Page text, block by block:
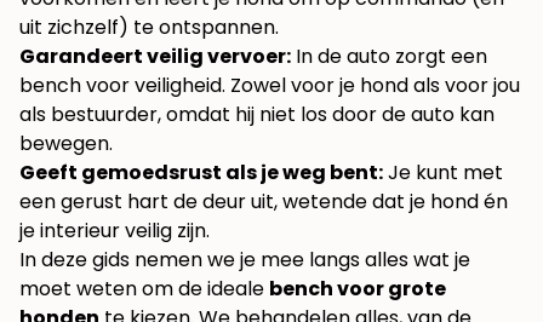
uit zichzelf) te ontspannen.
Garandeert veilig vervoer: In de auto zorgt een
bench voor veiligheid. Zowel voor je hond als voor jou
als bestuurder, omdat hij niet los door de auto kan
bewegen.
Geeft gemoedsrust als je weg bent:Je kunt met
een gerust hart de deur uit, wetende dat je hond én
je interieur veilig zijn.
In deze gids nemen we je mee langs alles wat je
moet weten om de ideale bench voor grote